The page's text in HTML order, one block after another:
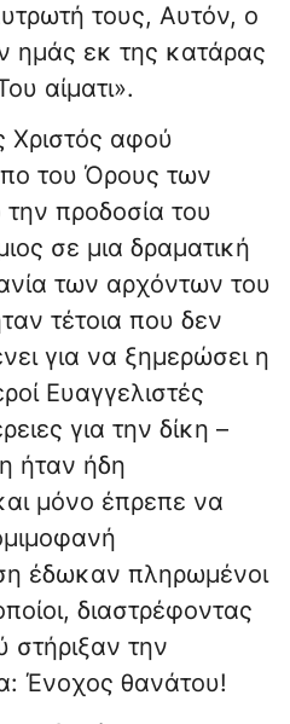
τους, Αυτόν, ο
ημάς εκ της κατάρας
αίματι».
Χριστός αφού
του Όρους των
προδοσία του
σε μια δραματική
των αρχόντων του
τέτοια που δεν
για να ξημερώσει η
Ευαγγελιστές
για την δίκη –
ήταν ήδη
μόνο έπρεπε να
έδωκαν πληρωμένοι
διαστρέφοντας
στήριξαν την
Ένοχος θανάτου!